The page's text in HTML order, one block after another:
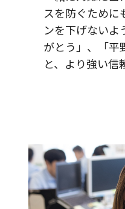
スを防ぐために
ンを下げないよ
がとう」、「平
と、より強い信